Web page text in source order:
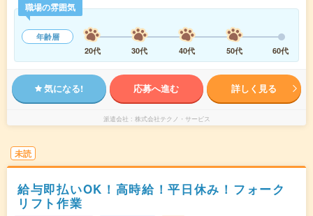
職場の雰囲気
年齢層
20代
30代 40代 50代 60代
気になる! 応募へ進む 詳しく見る
派遣会社 株式会社テクノ・サービス
未読
給与即払いOK！高時給！平日休み！フォーク
リフト作業